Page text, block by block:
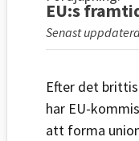
EU:s
Senast
Efter det
har EU-
att forma